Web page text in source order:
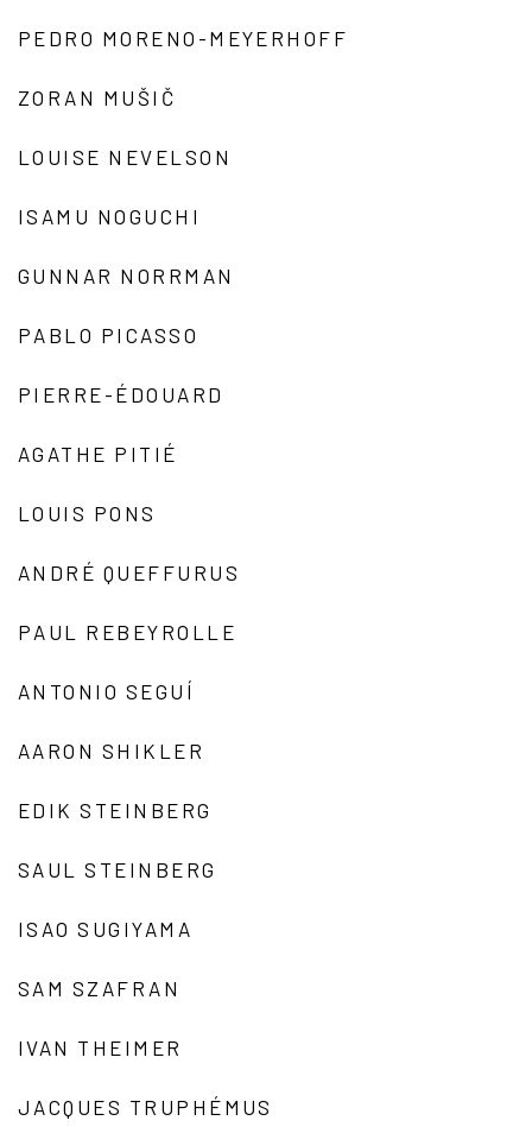
PEDRO MORENO-MEYERHOFF
ZORAN MUŠIČ
LOUISE NEVELSON
ISAMU NOGUCHI
GUNNAR NORRMAN
PABLO PICASSO
PIERRE-ÉDOUARD
AGATHE PITIÉ
LOUIS PONS
ANDRÉ QUEFFURUS
PAUL REBEYROLLE
ANTONIO SEGUÍ
AARON SHIKLER
EDIK STEINBERG
SAUL STEINBERG
ISAO SUGIYAMA
SAM SZAFRAN
IVAN THEIMER
JACQUES TRUPHÉMUS